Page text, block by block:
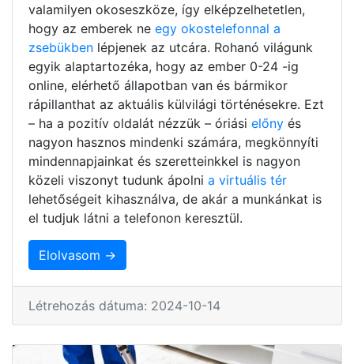
valamilyen okoseszköze, így elképzelhetetlen,
hogy az emberek ne egy okostelefonnal a
zsebükben lépjenek az utcára. Rohanó világunk
egyik alaptartozéka, hogy az ember 0-24 -ig
online, elérhető állapotban van és bármikor
rápillanthat az aktuális külvilági történésekre. Ezt
– ha a pozitív oldalát nézzük – óriási előny és
nagyon hasznos mindenki számára, megkönnyíti
mindennapjainkat és szeretteinkkel is nagyon
közeli viszonyt tudunk ápolni a virtuális tér
lehetőségeit kihasználva, de akár a munkánkat is
el tudjuk látni a telefonon keresztül.
Elolvasom →
Létrehozás dátuma: 2024-10-14